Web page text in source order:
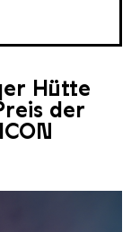
Hütte
der